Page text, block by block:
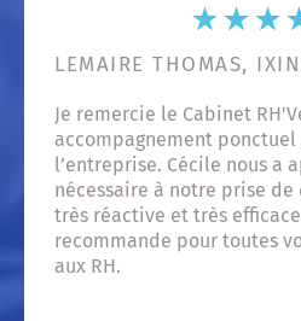
LEMAIRE THOMAS,
Je remercie le Cabinet
accompagnement ponctuel
l’entreprise. Cécile nous a
nécessaire à notre prise
très réactive et très
recommande pour toutes
aux RH.